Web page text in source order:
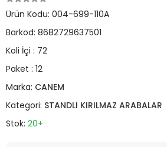
Ürün Kodu: 004-699-110A
Barkod: 8682729637501
Koli İçi : 72
Paket : 12
Marka: CANEM
Kategori: STANDLI KIRILMAZ ARABALAR
Stok: 20+